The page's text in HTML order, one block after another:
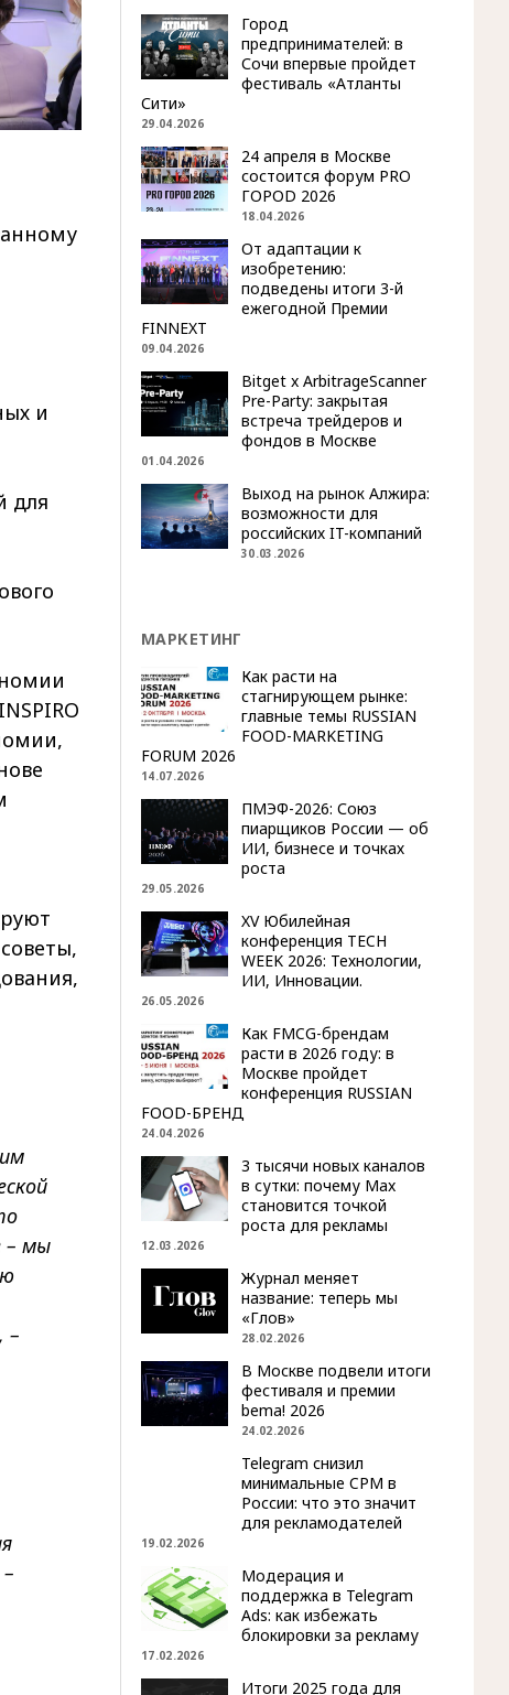
и
для
– мы
–
Город
предпринимателей: в
Сочи впервые пройдет
фестиваль «Атланты
Сити»
29.04.2026
24 апреля в Москве
состоится форум PRO
ГОРОD 2026
18.04.2026
От адаптации к
изобретению:
подведены итоги 3-й
ежегодной Премии
FINNEXT
09.04.2026
Bitget x ArbitrageScanner
Pre-Party: закрытая
встреча трейдеров и
фондов в Москве
01.04.2026
Выход на рынок Алжира:
возможности для
российских IT-компаний
30.03.2026
МАРКЕТИНГ
Как расти на
стагнирующем рынке:
главные темы RUSSIAN
FOOD-MARKETING
FORUM 2026
14.07.2026
ПМЭФ-2026: Союз
пиарщиков России — об
ИИ, бизнесе и точках
роста
29.05.2026
XV Юбилейная
конференция TECH
WEEK 2026: Технологии,
ИИ, Инновации.
26.05.2026
Как FMCG-брендам
расти в 2026 году: в
Москве пройдет
конференция RUSSIAN
FOOD-БРЕНД
24.04.2026
3 тысячи новых каналов
в сутки: почему Max
становится точкой
роста для рекламы
12.03.2026
Журнал меняет
название: теперь мы
«Глов»
28.02.2026
В Москве подвели итоги
фестиваля и премии
bema! 2026
24.02.2026
Telegram снизил
минимальные CPM в
России: что это значит
для рекламодателей
19.02.2026
Модерация и
поддержка в Telegram
Ads: как избежать
блокировки за рекламу
17.02.2026
Итоги 2025 года для